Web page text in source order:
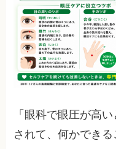
「眼科で眼圧が高
されて、何かでき